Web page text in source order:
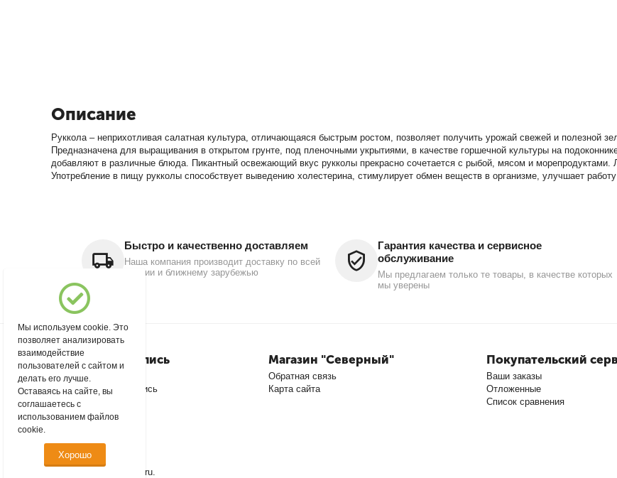
Описание
Руккола – неприхотливая салатная культура, отличающаяся быстрым ростом, позволяет получить урожай свежей и полезной
Предназначена для выращивания в открытом грунте, под пленочными укрытиями, в качестве горшечной культуры на
добавляют в различные блюда. Пикантный освежающий вкус рукколы прекрасно сочетается с рыбой, мясом и морепродуктами.
Употребление в пищу рукколы способствует выведению холестерина, стимулирует обмен веществ в организме, улучшает
Быстро и качественно доставляем
Наша компания производит доставку по всей
России и ближнему зарубежью
Гарантия качества и сервисное
обслуживание
Мы предлагаем только те товары, в качестве которых
мы уверены
Моя учетная запись
Войти
Создать учетную запись
Магазин "Северный"
Обратная связь
Карта сайта
Покупательский
Ваши заказы
Отложенные
Список сравнения
© 2004 - 2026 msever.ru.
Мы используем cookie. Это
позволяет анализировать
взаимодействие
пользователей с сайтом и
делать его лучше.
Оставаясь на сайте, вы
соглашаетесь с
использованием файлов
cookie.
Хорошо